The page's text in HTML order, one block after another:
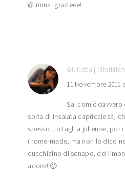
@imma: grazieee!
Giulietta |
11 Novembre 2011
Sai com’è
sorta di insalata capricciosa,
spesso. Lo tagli a julienne, poi
(home-made, ma non lo dico
cucchiaino di senape, del
adoro! 🙂